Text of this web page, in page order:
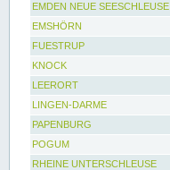
EMDEN NEUE SEESCHLEUSE
EMSHÖRN
FUESTRUP
KNOCK
LEERORT
LINGEN-DARME
PAPENBURG
POGUM
RHEINE UNTERSCHLEUSE